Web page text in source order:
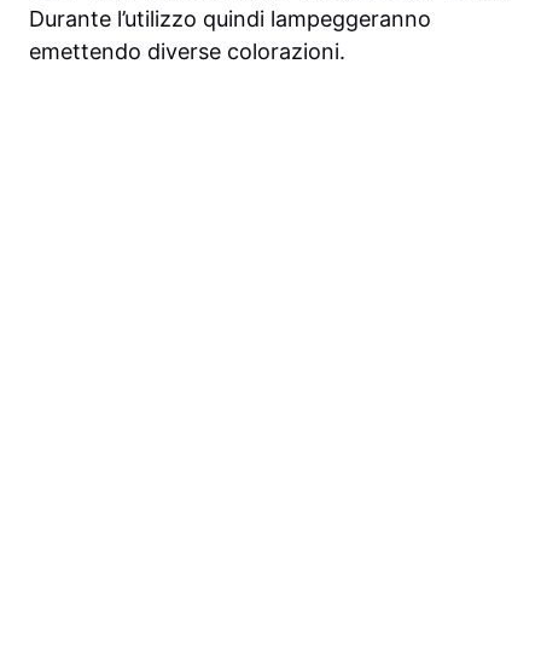
Durante l’utilizzo quindi lampeggeranno
emettendo diverse colorazioni.